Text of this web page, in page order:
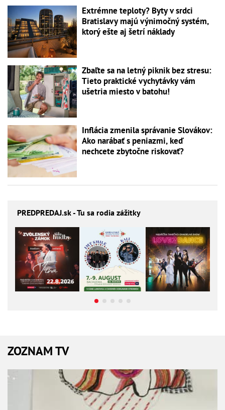
Extrémne teploty? Byty v srdci
Bratislavy majú výnimočný systém,
ktorý ešte aj šetrí náklady
Zbaľte sa na letný piknik bez stresu:
Tieto praktické vychytávky vám
ušetria miesto v batohu!
Inflácia zmenila správanie Slovákov:
Ako narábať s peniazmi, keď
nechcete zbytočne riskovať?
PREDPREDAJ.sk - Tu sa rodia zážitky
ZOZNAM TV